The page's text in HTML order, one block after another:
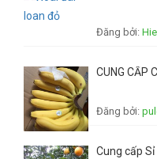
Đăng bởi:
CUNG CẤP
Đăng bởi:
Cung cấp